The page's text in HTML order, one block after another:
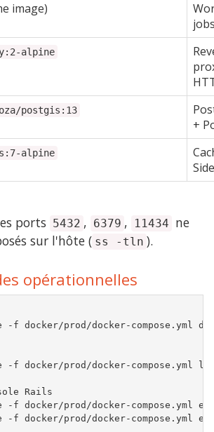
image)
alpine
postgis:13
+
alpine
ports 5432 , 6379 , 11434 ne
sur l'hôte ( ss -tln ).
opérationnelles
-f docker/prod/docker-compose.yml
-f docker/prod/docker-compose.yml
Rails
-f docker/prod/docker-compose.yml
-f docker/prod/docker-compose.yml